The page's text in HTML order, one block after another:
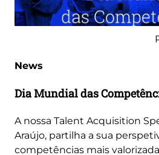
News
Dia Mundial das
A nossa Talent Acquisition
Araújo, partilha a sua
competências mais